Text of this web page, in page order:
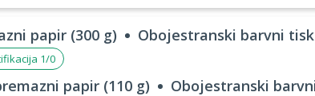
papir (300 g) Obojestranski barvni
1/0
papir (110 g) Obojestranski